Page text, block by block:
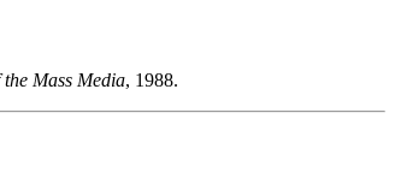
Mass Media, 1988.